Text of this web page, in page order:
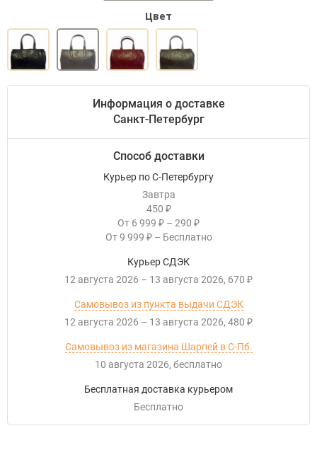
Цвет
Информация о доставке
Санкт-Петербург
Способ доставки
Курьер по С-Петербургу
Завтра
450 ₽
От 6 999 ₽ – 290 ₽
От 9 999 ₽ – Бесплатно
Курьер СДЭК
12 августа 2026 – 13 августа 2026 670 ₽
Самовывоз из пункта выдачи СДЭК
12 августа 2026 – 13 августа 2026 480 ₽
Самовывоз из магазина Шарпей в С-Пб.
10 августа 2026
Бесплатно
Бесплатная доставка курьером
Бесплатно